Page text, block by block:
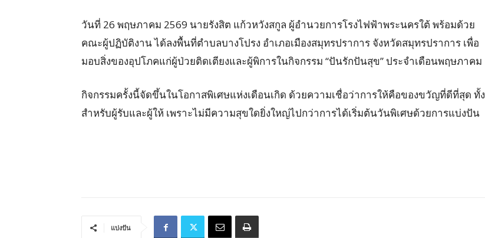
วันที่ 26 พฤษภาคม 2569 นายรังสิต แก้วหวังสกูล ผู้อำนวยการโรงไฟฟ้าพระนครใต้ พร้อมด้วย
คณะผู้ปฏิบัติงาน ได้ลงพื้นที่ตำบลบางโปรง อำเภอเมืองสมุทรปราการ จังหวัดสมุทรปราการ เพื่อ
มอบสิ่งของอุปโภคแก่ผู้ป่วยติดเตียงและผู้พิการในกิจกรรม “ปันรักปันสุข” ประจำเดือนพฤษภาคม
กิจกรรมครั้งนี้จัดขึ้นในโอกาสพิเศษแห่งเดือนเกิด ด้วยความเชื่อว่าการให้คือของขวัญที่ดีที่สุด ทั้ง
สำหรับผู้รับและผู้ให้ เพราะไม่มีความสุขใดยิ่งใหญ่ไปกว่าการได้เริ่มต้นวันพิเศษด้วยการแบ่งปัน
แบ่งปัน